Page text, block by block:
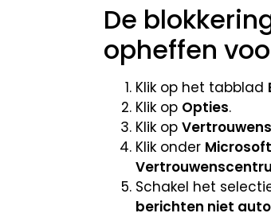
De
opheffen
Klik op het tabblad
Klik op Opties.
Klik op
Klik onder
Schakel het
berichten niet